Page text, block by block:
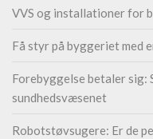
VVS og installationer for
Få styr på byggeriet med
Forebyggelse betaler sig:
sundhedsvæsenet
Robotstøvsugere: Er de